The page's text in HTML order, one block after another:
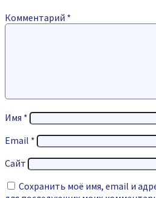
Комментарий *
Имя *
Email *
Сайт
Сохранить моё имя, email и